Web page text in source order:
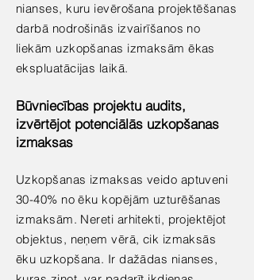
nianses, kuru ievērošana projektēšanas
darbā nodrošinās izvairīšanos no
liekām uzkopšanas izmaksām ēkas
ekspluatācijas laikā.
Būvniecības projektu audits,
izvērtējot potenciālās uzkopšanas
izmaksas
Uzkopšanas izmaksas veido aptuveni
30-40% no ēku kopējām uzturēšanas
izmaksām. Nereti arhitekti, projektējot
objektus, neņem vērā, cik izmaksās
ēku uzkopšana. Ir dažādas nianses,